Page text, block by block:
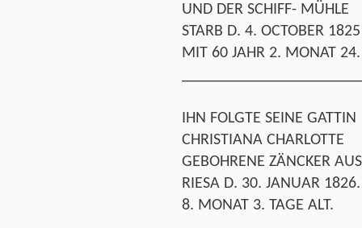
UND DER SCHIFF- MÜHLE
STARB D. 4. OCTOBER 1825
MIT 60 JAHR 2. MONAT 24.
IHN FOLGTE SEINE GATTIN
CHRISTIANA CHARLOTTE
GEBOHRENE ZÄNCKER AUS
RIESA D. 30. JANUAR
8. MONAT 3. TAGE ALT.